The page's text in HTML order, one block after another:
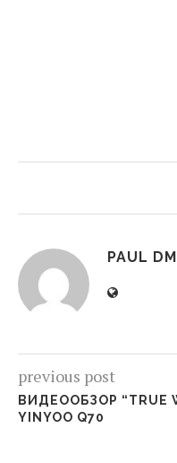
PAUL
previous post
ВИДЕООБЗОР “TRUE
YINYOO Q70